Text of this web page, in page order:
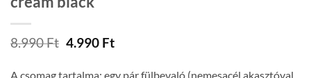
8.990Ft Original
was:
4.990 FtCurrent
A csomag tartalma: egy pár fülbevaló (nemesacél akasztóval,